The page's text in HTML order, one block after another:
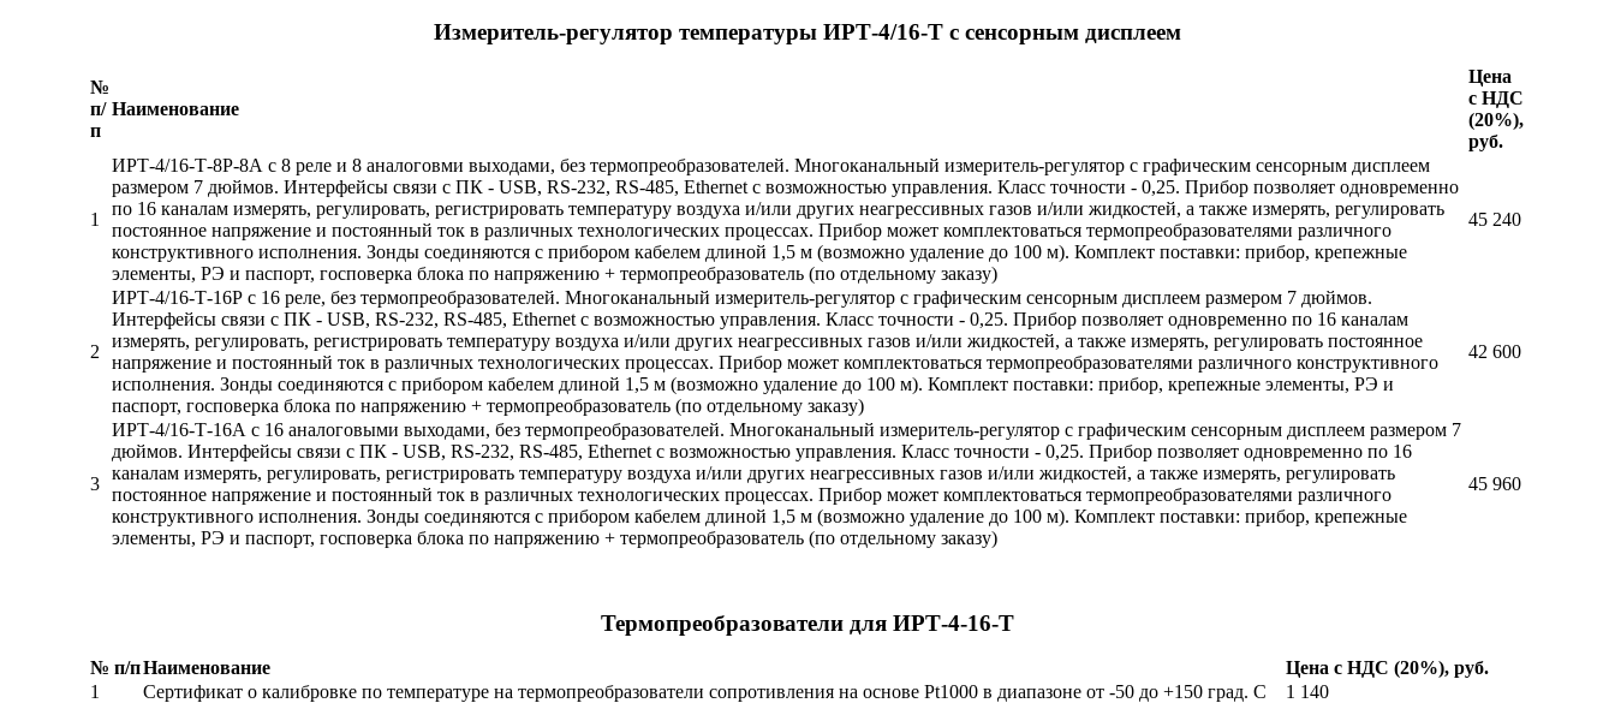
Измеритель-регулятор температуры ИРТ-4/16-Т с сенсорным дисплеем
№
п/
п
Наименование
Цена
с НДС
(20%),
руб.
1
ИРТ-4/16-Т-8Р-8А с 8 реле и 8 аналоговми выходами, без термопреобразователей. Многоканальный измеритель-регулятор с графическим сенсорным дисплеем
размером 7 дюймов. Интерфейсы связи с ПК - USB, RS-232, RS-485, Ethernet с возможностью управления. Класс точности - 0,25. Прибор позволяет одновременно
по 16 каналам измерять, регулировать, регистрировать температуру воздуха и/или других неагрессивных газов и/или жидкостей, а также измерять, регулировать
постоянное напряжение и постоянный ток в различных технологических процессах. Прибор может комплектоваться термопреобразователями различного
конструктивного исполнения. Зонды соединяются с прибором кабелем длиной 1,5 м (возможно удаление до 100 м). Комплект поставки: прибор, крепежные
элементы, РЭ и паспорт, госповерка блока по напряжению + термопреобразователь (по отдельному заказу)
45 240
2
ИРТ-4/16-Т-16Р с 16 реле, без термопреобразователей. Многоканальный измеритель-регулятор с графическим сенсорным дисплеем размером 7 дюймов.
Интерфейсы связи с ПК - USB, RS-232, RS-485, Ethernet с возможностью управления. Класс точности - 0,25. Прибор позволяет одновременно по 16 каналам
измерять, регулировать, регистрировать температуру воздуха и/или других неагрессивных газов и/или жидкостей, а также измерять, регулировать постоянное
напряжение и постоянный ток в различных технологических процессах. Прибор может комплектоваться термопреобразователями различного конструктивного
исполнения. Зонды соединяются с прибором кабелем длиной 1,5 м (возможно удаление до 100 м). Комплект поставки: прибор, крепежные элементы, РЭ и
паспорт, госповерка блока по напряжению + термопреобразователь (по отдельному заказу)
42 600
3
ИРТ-4/16-Т-16А c 16 аналоговыми выходами, без термопреобразователей. Многоканальный измеритель-регулятор с графическим сенсорным дисплеем размером 7
дюймов. Интерфейсы связи с ПК - USB, RS-232, RS-485, Ethernet с возможностью управления. Класс точности - 0,25. Прибор позволяет одновременно по 16
каналам измерять, регулировать, регистрировать температуру воздуха и/или других неагрессивных газов и/или жидкостей, а также измерять, регулировать
постоянное напряжение и постоянный ток в различных технологических процессах. Прибор может комплектоваться термопреобразователями различного
конструктивного исполнения. Зонды соединяются с прибором кабелем длиной 1,5 м (возможно удаление до 100 м). Комплект поставки: прибор, крепежные
элементы, РЭ и паспорт, госповерка блока по напряжению + термопреобразователь (по отдельному заказу)
45 960
Термопреобразователи для ИРТ-4-16-Т
№ п/пНаименование
Цена с НДС (20%), руб.
1
Сертификат о калибровке по температуре на термопреобразователи сопротивления на основе Pt1000 в диапазоне от -50 до +150 град. С
1 140